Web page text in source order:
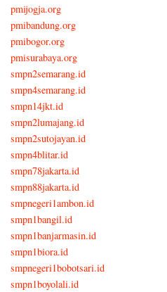
pmijogja.org
pmibandung.org
pmibogor.org
pmisurabaya.org
smpn2semarang.id
smpn4semarang.id
smpn14jkt.id
smpn2lumajang.id
smpn2sutojayan.id
smpn4blitar.id
smpn78jakarta.id
smpn88jakarta.id
smpnegeri1ambon.id
smpn1bangil.id
smpn1banjarmasin.id
smpn1biora.id
smpnegeri1bobotsari.id
smpn1boyolali.id